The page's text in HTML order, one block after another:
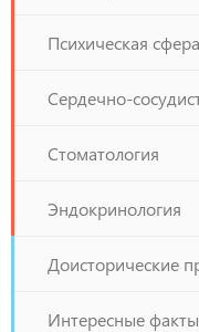
Психическая сфера
Сердечно-
Стоматология
Эндокринология
Доисторические
Интересные